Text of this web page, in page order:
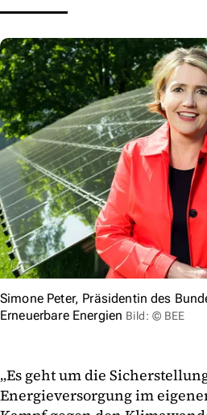
Simone Peter, Präsidentin des
Erneuerbare Energien Bild: © BEE
„Es geht um die
Energieversorgung im